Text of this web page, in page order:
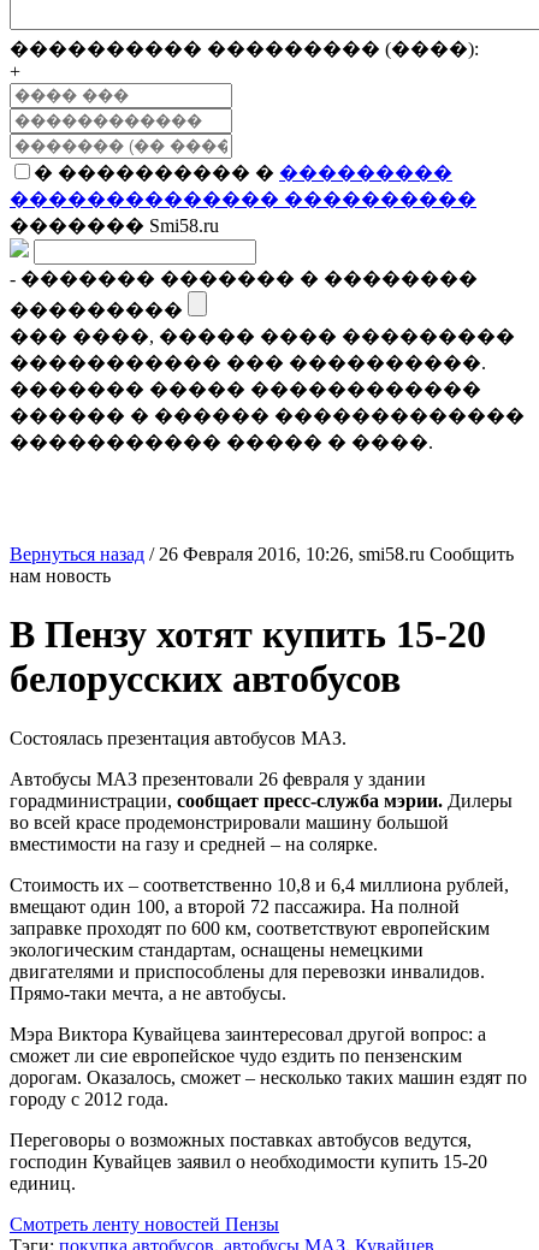
���������� ��������� (����):
+
� ���������� � ���������
�������������� ����������
������� Smi58.ru
- ������� ������� � ��������
���������
��� ����, ����� ���� ���������
����������� ��� ����������.
������� ����� ������������
������ � ������ �������������
����������� ����� � ����.
Вернуться назад / 26 Февраля 2016, 10:26, smi58.ru Сообщить
нам новость
В Пензу хотят купить 15-20
белорусских автобусов
Состоялась презентация автобусов МАЗ.
Автобусы МАЗ презентовали 26 февраля у здании
горадминистрации, сообщает пресс-служба мэрии. Дилеры
во всей красе продемонстрировали машину большой
вместимости на газу и средней – на солярке.
Стоимость их – соответственно 10,8 и 6,4 миллиона рублей,
вмещают один 100, а второй 72 пассажира. На полной
заправке проходят по 600 км, соответствуют европейским
экологическим стандартам, оснащены немецкими
двигателями и приспособлены для перевозки инвалидов.
Прямо-таки мечта, а не автобусы.
Мэра Виктора Кувайцева заинтересовал другой вопрос: а
сможет ли сие европейское чудо ездить по пензенским
дорогам. Оказалось, сможет – несколько таких машин ездят по
городу с 2012 года.
Переговоры о возможных поставках автобусов ведутся,
господин Кувайцев заявил о необходимости купить 15-20
единиц.
Смотреть ленту новостей Пензы
Тэги: покупка автобусов, автобусы МАЗ, Кувайцев